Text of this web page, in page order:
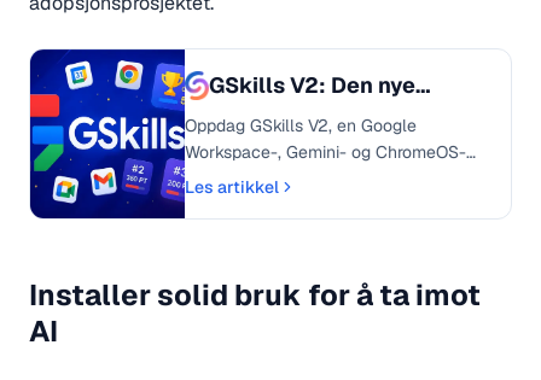
GSkills V2: Den nye
Google-
læringsopplevelsen er
her!
Oppdag GSkills V2, en Google
Workspace-, Gemini- og ChromeOS-
læringsplattform som er fullstendig
engasjementet til teamene dine.
Les artikkel
Installer solid bruk for å ta imot
AI